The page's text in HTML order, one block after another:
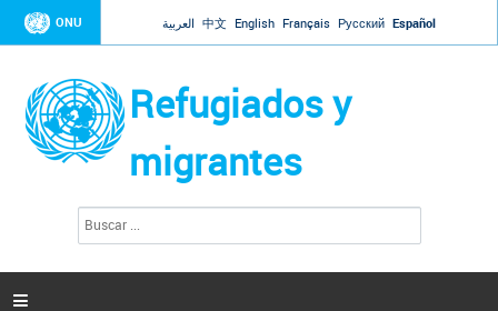
Jump to navigation
ONU العربية 中文 English Français Русский Español
Refugiados y
migrantes
s
